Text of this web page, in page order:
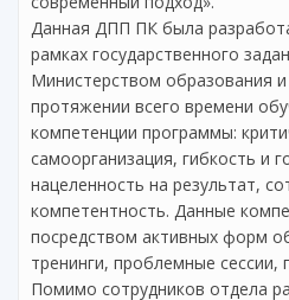
Данная ДПП ПК была
рамках государственного
Министерством образования
протяжении всего времени
компетенции программы:
самоорганизация, гибкость и
нацеленность на результат,
компетентность. Данные
посредством активных форм
тренинги, проблемные сессии,
Помимо сотрудников отдела